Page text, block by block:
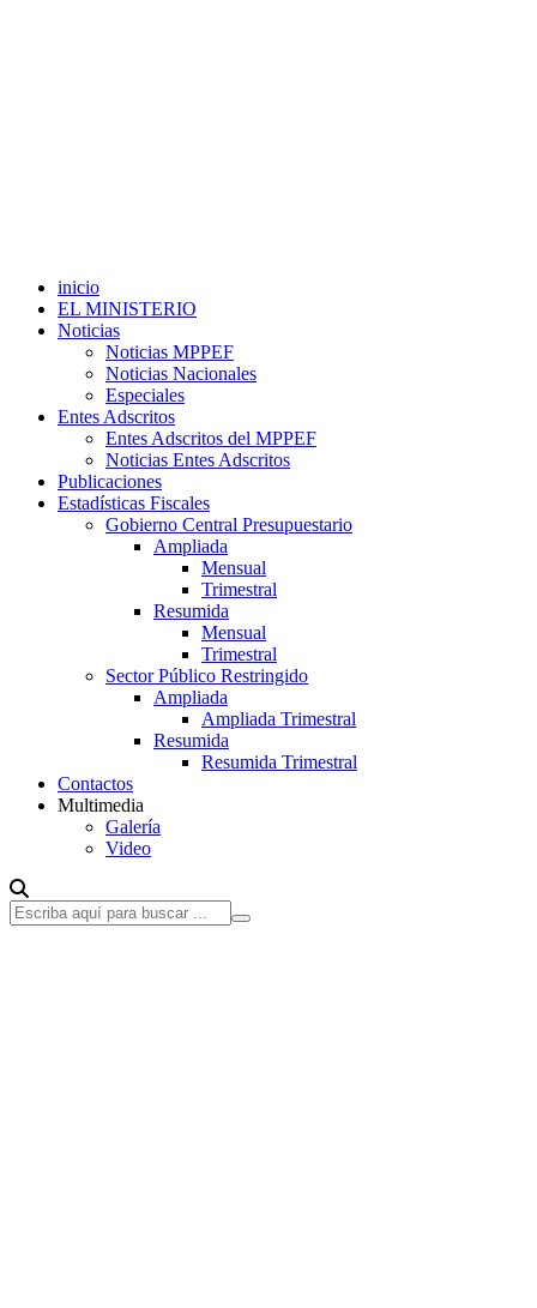
inicio
EL MINISTERIO
Noticias
Noticias MPPEF
Noticias Nacionales
Especiales
Entes Adscritos
Entes Adscritos del MPPEF
Noticias Entes Adscritos
Publicaciones
Estadísticas Fiscales
Gobierno Central Presupuestario
Ampliada
Mensual
Trimestral
Resumida
Mensual
Trimestral
Sector Público Restringido
Ampliada
Ampliada Trimestral
Resumida
Resumida Trimestral
Contactos
Multimedia
Galería
Video